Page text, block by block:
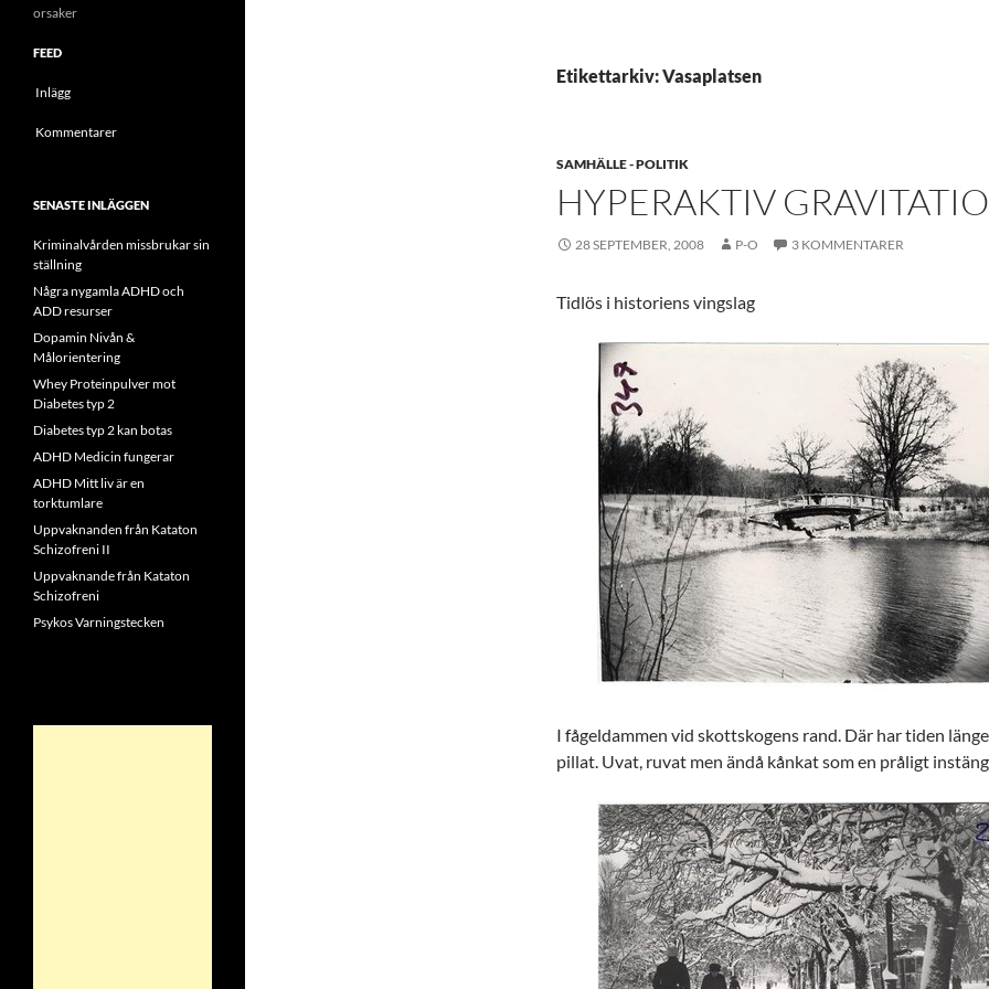
Etikettarkiv: Vasaplatsen
SAMHÄLLE - POLITIK
HYPERAKTIV
28 SEPTEMBER, 2008 P-O 3 KOMMENTARER
Tidlös i historiens vingslag
I fågeldammen vid skottskogens rand. Där har tiden
pillat. Uvat, ruvat men ändå kånkat som en pråligt
orsaker
FEED
Inlägg
Kommentarer
SENASTE INLÄGGEN
Kriminalvården missbrukar sin
ställning
Några nygamla ADHD och
ADD resurser
Dopamin Nivån &
Målorientering
Whey Proteinpulver mot
Diabetes typ 2
Diabetes typ 2 kan botas
ADHD Medicin fungerar
ADHD Mitt liv är en
torktumlare
Uppvaknanden från Kataton
Schizofreni II
Uppvaknande från Kataton
Schizofreni
Psykos Varningstecken